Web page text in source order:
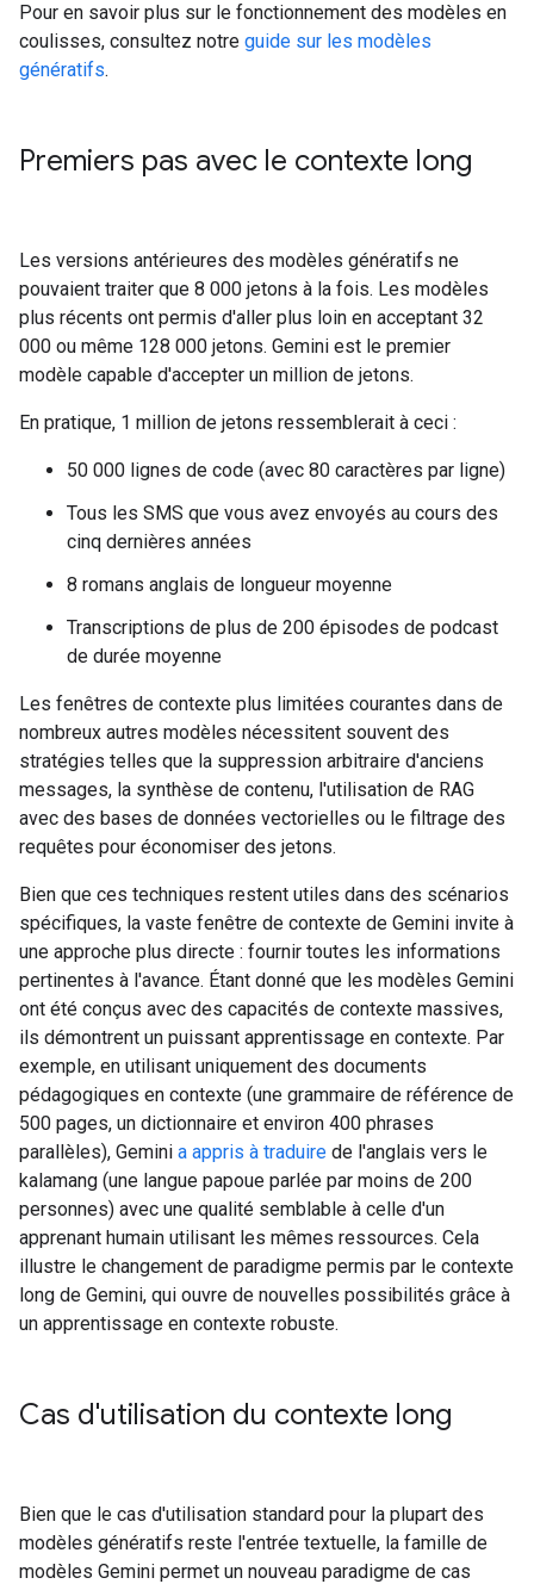
Pour en savoir plus sur le fonctionnement des modèles en
coulisses, consultez notre guide sur les modèles
génératifs.
Premiers pas avec le contexte long
Les versions antérieures des modèles génératifs ne
pouvaient traiter que 8 000 jetons à la fois. Les modèles
plus récents ont permis d'aller plus loin en acceptant 32
000 ou même 128 000 jetons. Gemini est le premier
modèle capable d'accepter un million de jetons.
En pratique, 1 million de jetons ressemblerait à ceci :
50 000 lignes de code (avec 80 caractères par ligne)
Tous les SMS que vous avez envoyés au cours des
cinq dernières années
8 romans anglais de longueur moyenne
Transcriptions de plus de 200 épisodes de podcast
de durée moyenne
Les fenêtres de contexte plus limitées courantes dans de
nombreux autres modèles nécessitent souvent des
stratégies telles que la suppression arbitraire d'anciens
messages, la synthèse de contenu, l'utilisation de RAG
avec des bases de données vectorielles ou le filtrage des
requêtes pour économiser des jetons.
Bien que ces techniques restent utiles dans des scénarios
spécifiques, la vaste fenêtre de contexte de Gemini invite à
une approche plus directe : fournir toutes les informations
pertinentes à l'avance. Étant donné que les modèles Gemini
ont été conçus avec des capacités de contexte massives,
ils démontrent un puissant apprentissage en contexte. Par
exemple, en utilisant uniquement des documents
pédagogiques en contexte (une grammaire de référence de
500 pages, un dictionnaire et environ 400 phrases
parallèles), Gemini a appris à traduire de l'anglais vers le
kalamang (une langue papoue parlée par moins de 200
personnes) avec une qualité semblable à celle d'un
apprenant humain utilisant les mêmes ressources. Cela
illustre le changement de paradigme permis par le contexte
long de Gemini, qui ouvre de nouvelles possibilités grâce à
un apprentissage en contexte robuste.
Cas d'utilisation du contexte long
Bien que le cas d'utilisation standard pour la plupart des
modèles génératifs reste l'entrée textuelle, la famille de
modèles Gemini permet un nouveau paradigme de cas